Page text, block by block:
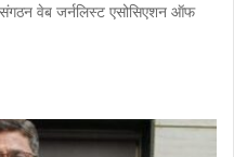
वेब जर्नलिस्ट एसोसिएशन ऑफ